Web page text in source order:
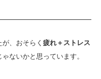
、おそらく 疲れ＋ストレス
ないかと思っています。